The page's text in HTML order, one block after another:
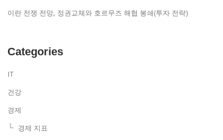
이란 전쟁 전망, 정권교체와 호르무즈 해협 봉쇄(투자 전략)
Categories
IT
건강
경제
경제 지표